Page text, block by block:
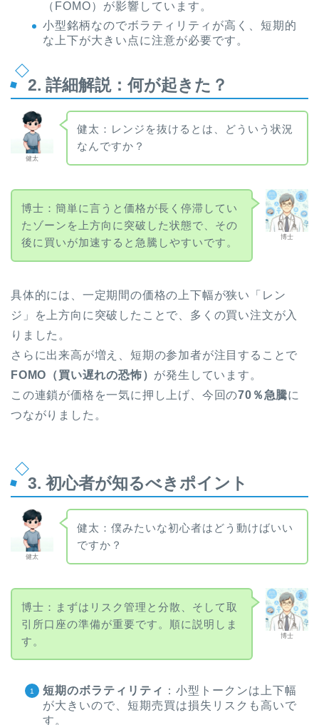
（FOMO）が影響しています。
小型銘柄なのでボラティリティが高く、短期的
な上下が大きい点に注意が必要です。
2. 詳細解説：何が起きた？
健太
健太：レンジを抜けるとは、どういう状況
なんですか？
博士
博士：簡単に言うと価格が長く停滞してい
たゾーンを上方向に突破した状態で、その
後に買いが加速すると急騰しやすいです。
具体的には、一定期間の価格の上下幅が狭い「レン
ジ」を上方向に突破したことで、多くの買い注文が入
りました。
さらに出来高が増え、短期の参加者が注目することで
FOMO（買い遅れの恐怖） が発生しています。
この連鎖が価格を一気に押し上げ、今回の70％急騰に
つながりました。
3. 初心者が知るべきポイント
健太
健太：僕みたいな初心者はどう動けばいい
ですか？
博士
博士：まずはリスク管理と分散、そして取
引所口座の準備が重要です。順に説明しま
す。
短期のボラティリティ ：小型トークンは上下幅
が大きいので、短期売買は損失リスクも高いで
す。